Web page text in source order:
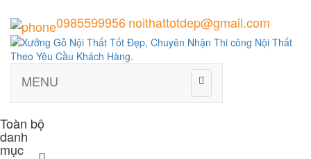
0985599956noithattotdep@gmail.com
MENU
Toàn bộ
danh
mục